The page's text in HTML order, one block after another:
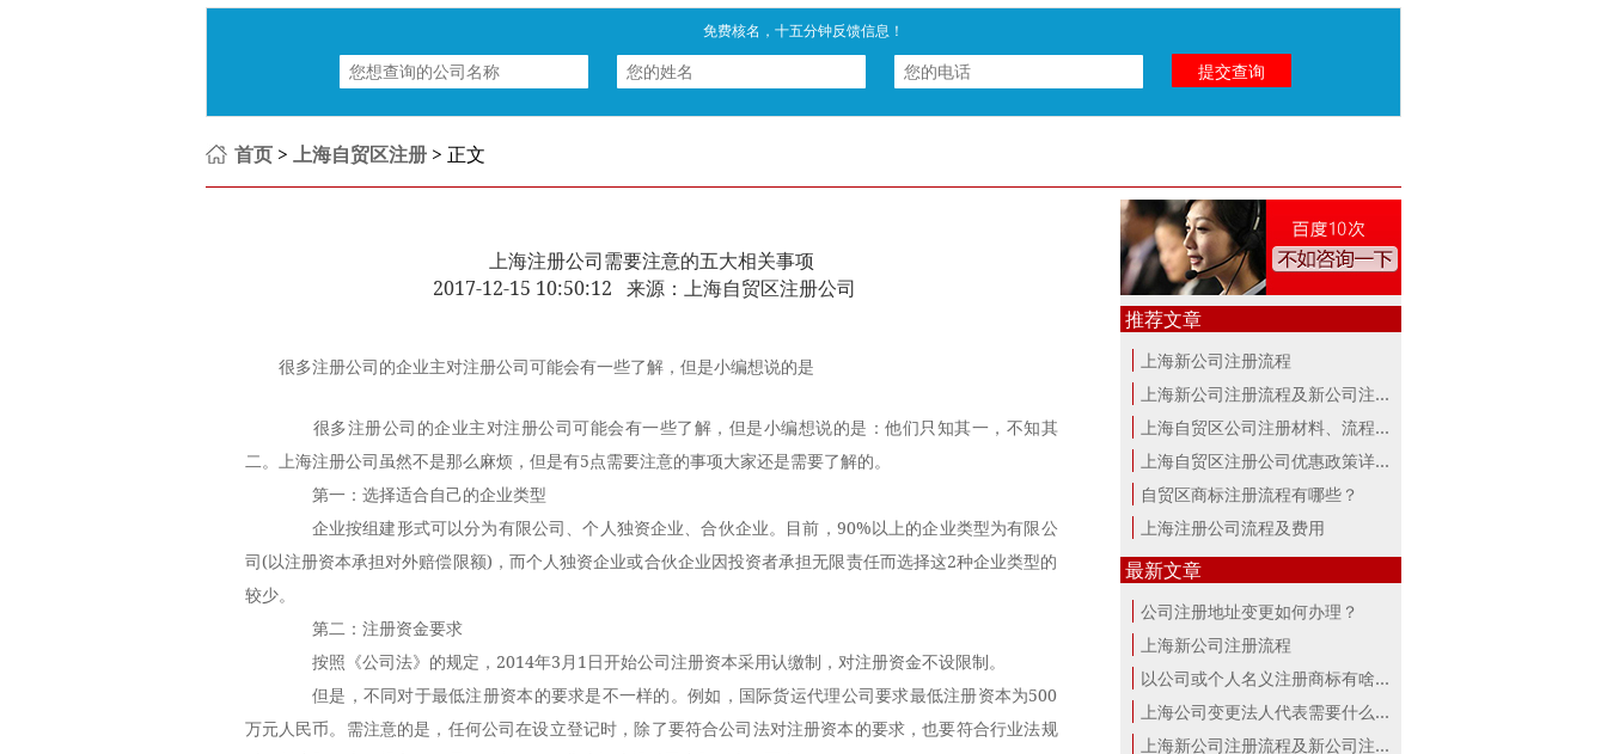
免费核名，十五分钟反馈信息！
首页 > 上海自贸区注册 > 正文
上海注册公司需要注意的五大相关事项
2017-12-15 10:50:12 来源：上海自贸区注册公司
很多注册公司的企业主对注册公司可能会有一些了解，但是小编想说的是
很多注册公司的企业主对注册公司可能会有一些了解，但是小编想说的是：他们只知其一，不知其
二。 上海注册公司虽然不是那么麻烦，但是有5点需要注意的事项大家还是需要了解的。
第一：选择适合自己的企业类型
企业按组建形式可以分为有限公司、个人独资企业、合伙企业。目前，90%以上的企业类型为有限公
司(以注册资本承担对外赔偿限额)，而个人独资企业或合伙企业因投资者承担无限责任而选择这2种企业类型的
较少。
第二：注册资金要求
按照《公司法》的规定，2014年3月1日开始公司注册资本采用认缴制，对注册资金不设限制。
但是，不同对于最低注册资本的要求是不一样的。例如，国际货运代理公司要求最低注册资本为500
万元人民币。需注意的是，任何公司在设立登记时，除了要符合公司法对注册资本的要求，也要符合行业法规
推荐文章
上海新公司注册流程
上海新公司注册流程及新公司注册费用
上海自贸区公司注册材料、流程及费用
上海自贸区注册公司优惠政策详解
自贸区商标注册流程有哪些？
上海注册公司流程及费用
最新文章
公司注册地址变更如何办理？
上海新公司注册流程
以公司或个人名义注册商标有啥区别？...
上海公司变更法人代表需要什么手续
上海新公司注册流程及新公司注册费用